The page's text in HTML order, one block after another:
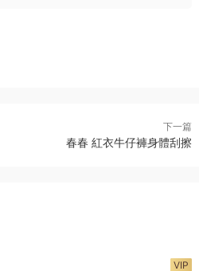
下一篇
春春 紅衣牛仔褲身體刮擦
VIP